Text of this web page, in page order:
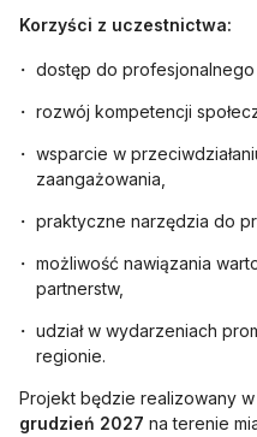
Korzyści z uczestnictwa:
dostęp do
rozwój kompetencji
wsparcie w
zaangażowania,
praktyczne narzędzia do
możliwość nawiązania
partnerstw,
udział w wydarzeniach
regionie.
Projekt będzie realizowany w
grudzień 2027 na terenie